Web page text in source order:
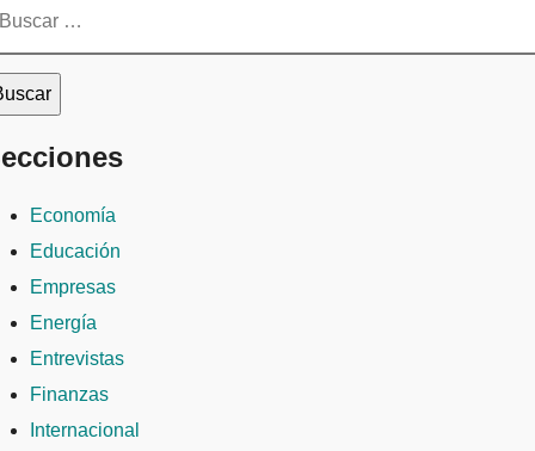
Economía
Educación
Empresas
Energía
Entrevistas
Finanzas
Internacional